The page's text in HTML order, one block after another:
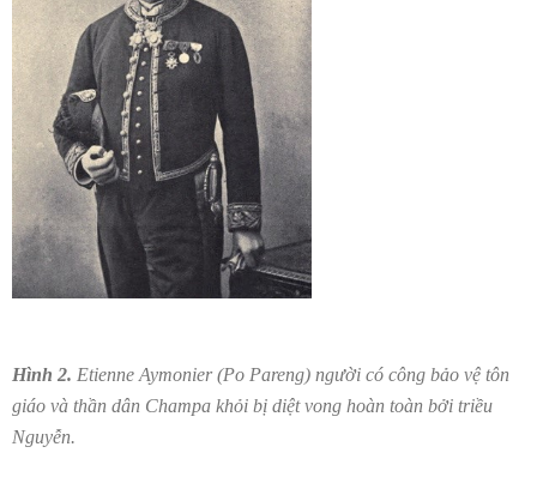
Hình 2. Etienne Aymonier (Po Pareng) người có công bảo vệ tôn
giáo và thần dân Champa khỏi bị diệt vong hoàn toàn bởi triều
Nguyễn.